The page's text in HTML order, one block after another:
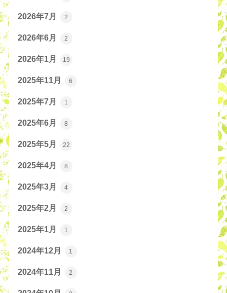
2026年7月 2
2026年6月 2
2026年1月 19
2025年11月 6
2025年7月 1
2025年6月 8
2025年5月 22
2025年4月 8
2025年3月 4
2025年2月 2
2025年1月 1
2024年12月 1
2024年11月 2